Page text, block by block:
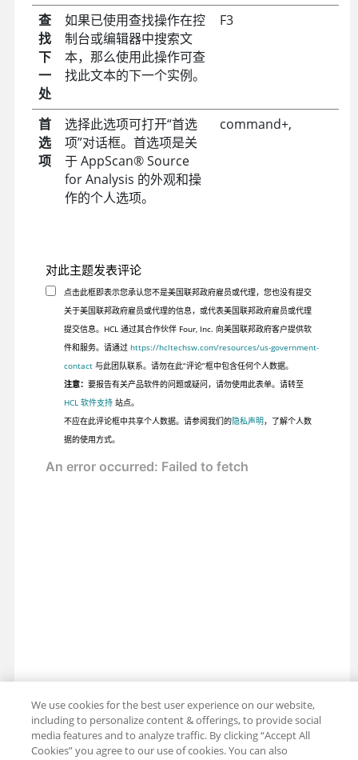
查
找
下
一
处
如果已使用查找操作在控
制台或编辑器中搜索文
本，那么使用此操作可查
找此文本的下一个实例。
F3
首
选
项
选择此选项可打开“首选
项”对话框。首选项是关
于AppScan®Source
for Analysis 的外观和操
作的个人选项。
command+,
对此主题发表评论
点击此框即表示您承认您不是美国联邦政府雇员或代理，您也没有提交
关于美国联邦政府雇员或代理的信息，或代表美国联邦政府雇员或代理
提交信息。HCL 通过其合作伙伴 Four, Inc. 向美国联邦政府客户提供软
件和服务。请通过 https://hcltechsw.com/resources/us-government-
contact与此团队联系。请勿在此“评论”框中包含任何个人数据。
注意： 要报告有关产品软件的问题或疑问，请勿使用此表单。请转至
HCL 软件支持站点。
不应在此评论框中共享个人数据。请参阅我们的隐私声明，了解个人数
据的使用方式。
分享：电子邮件 推特
We use cookies for the best user experience on our website,
including to personalize content & offerings, to provide social
media features and to analyze traffic. By clicking “Accept All
Cookies” you agree to our use of cookies. You can also